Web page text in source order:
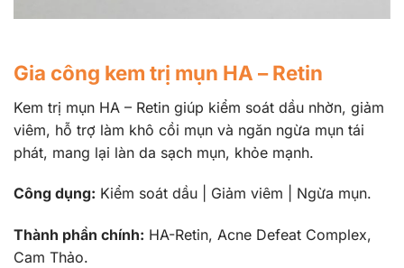
Gia công kem trị mụn HA – Retin
Kem trị mụn HA – Retin giúp kiểm soát dầu nhờn, giảm
viêm, hỗ trợ làm khô cồi mụn và ngăn ngừa mụn tái
phát, mang lại làn da sạch mụn, khỏe mạnh.
Công dụng: Kiểm soát dầu | Giảm viêm | Ngừa mụn.
Thành phần chính: HA-Retin, Acne Defeat Complex,
Cam Thảo.